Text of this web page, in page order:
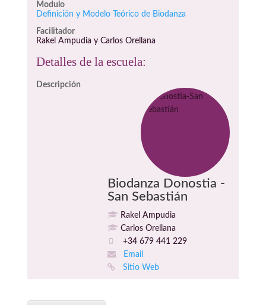
Modulo
Definición y Modelo Teórico de Biodanza
Facilitador
Rakel Ampudia y Carlos Orellana
Detalles de la escuela:
Descripción
Biodanza Donostia -
San Sebastián
Rakel Ampudia
Carlos Orellana
+34 679 441 229
Email
Sitio Web